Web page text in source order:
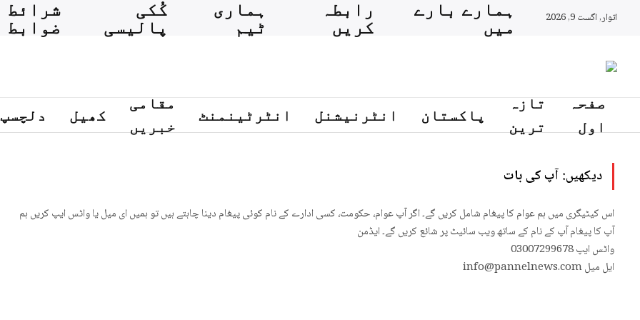
اتوار, اگست 9, 2026 ہمارے بارے
میں
رابطہ
کریں
ہماری
ٹیم
کُکی
پالیسی
شرائط
ضوابط
صفحہ
اول
تازہ
ترین
پاکستان انٹرنیشنل انٹرٹینمنٹ
مقامی
خبریں
کھیل دلچسپ
دیکھیں:آپ کی بات
اس کیٹیگری میں ہم عوام کا پیغام شامل کریں گے۔ اگر آپ عوام، حکومت، کسی ادارے کے نام کوئی پیغام دینا چاہتے ہیں تو ہمیں ای میل یا واٹس ایپ کریں ہم
آپ کا پیغام آپ کے نام کے ساتھ ویب سائیٹ پر شائع کریں گے۔ ایڈمن
واٹس ایپ 03007299678
ایل میل info@pannelnews.com